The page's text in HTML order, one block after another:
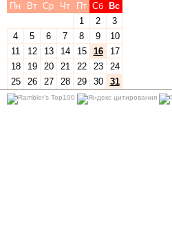
Пн
Вт Ср Чт Пт Сб
Вс
1
2
3
4
5 6 7 8 9
10
11
12 13 14 15 16
17
18
19 20 21 22 23
24
25
26 27 28 29 30 31